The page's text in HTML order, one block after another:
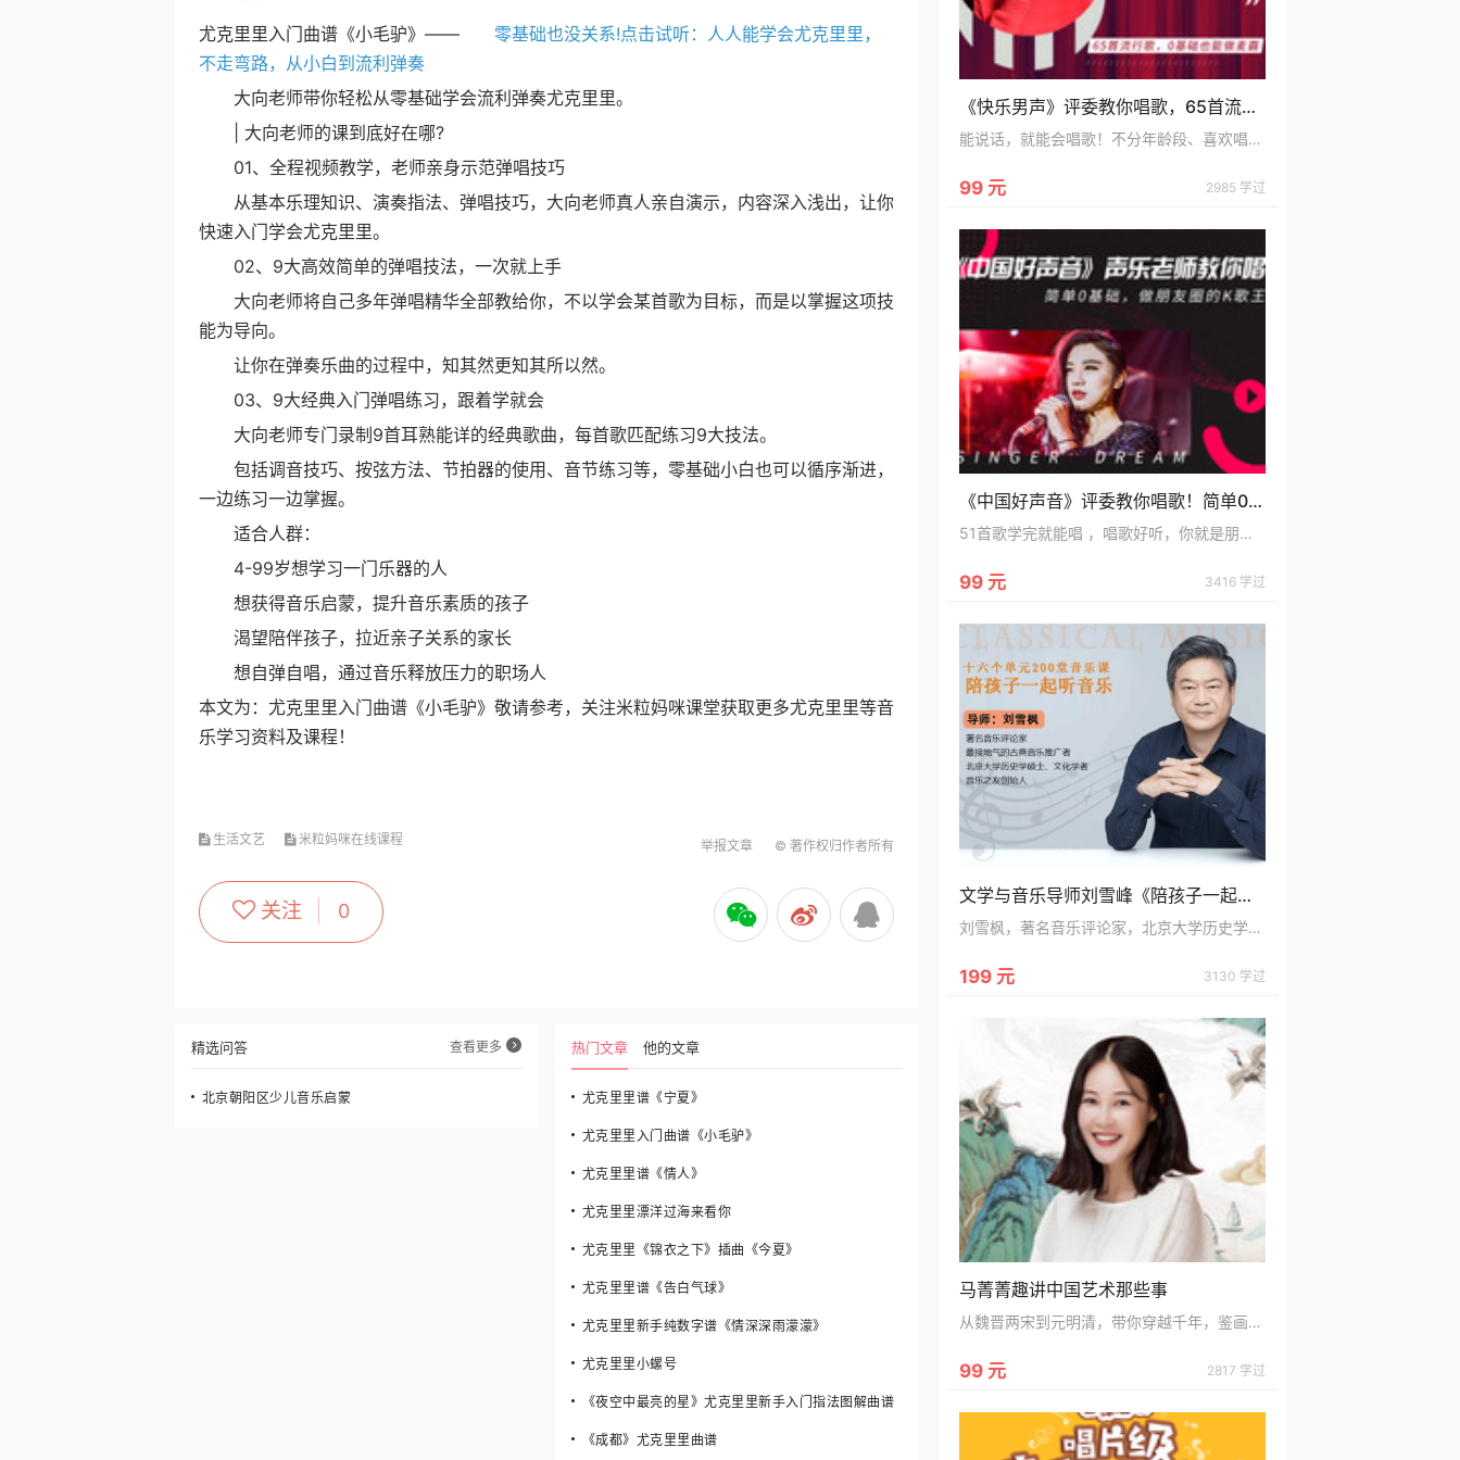
尤克里里入门曲谱《小毛驴》—— 零基础也没关系!点击试听：人人能学会尤克里里，
不走弯路，从小白到流利弹奏
大向老师带你轻松从零基础学会流利弹奏尤克里里。
| 大向老师的课到底好在哪?
01、全程视频教学，老师亲身示范弹唱技巧
从基本乐理知识、演奏指法、弹唱技巧，大向老师真人亲自演示，内容深入浅出，让你
快速入门学会尤克里里。
02、9大高效简单的弹唱技法，一次就上手
大向老师将自己多年弹唱精华全部教给你，不以学会某首歌为目标，而是以掌握这项技
能为导向。
让你在弹奏乐曲的过程中，知其然更知其所以然。
03、9大经典入门弹唱练习，跟着学就会
大向老师专门录制9首耳熟能详的经典歌曲，每首歌匹配练习9大技法。
包括调音技巧、按弦方法、节拍器的使用、音节练习等，零基础小白也可以循序渐进，
一边练习一边掌握。
适合人群：
4-99岁想学习一门乐器的人
想获得音乐启蒙，提升音乐素质的孩子
渴望陪伴孩子，拉近亲子关系的家长
想自弹自唱，通过音乐释放压力的职场人
本文为：尤克里里入门曲谱《小毛驴》敬请参考，关注米粒妈咪课堂获取更多尤克里里等音
乐学习资料及课程！
生活文艺 米粒妈咪在线课程 © 著作权归作者所有
举报文章
关注 0
精选问答 查看更多
北京朝阳区少儿音乐启蒙
热门文章 他的文章
尤克里里谱《宁夏》
尤克里里入门曲谱《小毛驴》
尤克里里谱《情人》
尤克里里漂洋过海来看你
尤克里里《锦衣之下》插曲《今夏》
尤克里里谱《告白气球》
尤克里里新手纯数字谱《情深深雨濛濛》
尤克里里小螺号
《夜空中最亮的星》尤克里里新手入门指法图解曲谱
《成都》尤克里里曲谱
《快乐男声》评委教你唱歌，65首流行歌，0基础也能做麦霸！
能说话，就能会唱歌！不分年龄段、喜欢唱就能学！杨老师拥有百万粉丝，具有13年丰富的教学经验，高音、跑调、气息不稳都能轻松解决~
99 元 2985 学过
《中国好声音》评委教你唱歌！简单0基础，做朋友圈的K歌王！
51首歌学完就能唱 ，唱歌好听，你就是朋友圈的社交明星！70、80、90后热歌金曲都有~不分年龄段、喜欢唱就能学！
99 元 3416 学过
文学与音乐导师刘雪峰《陪孩子一起听音乐》
刘雪枫，著名音乐评论家，北京大学历史学硕士、音乐之友创始人
199 元 3130 学过
马菁菁趣讲中国艺术那些事
从魏晋两宋到元明清，带你穿越千年，鉴画秘笈风雅故事，一网打尽
99 元 2817 学过